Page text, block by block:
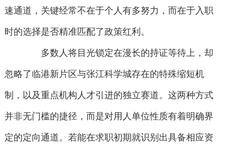
速通道，关键经常不在于个人有多努力，而在于入职
时的选择是否精准匹配了政策红利。
多数人将目光锁定在漫长的持证等待上，却
忽略了临港新片区与张江科学城存在的特殊缩短机
制，以及重点机构人才引进的独立赛道。这两种方式
并非无门槛的捷径，而是对用人单位性质有着明确界
定的定向通道。若能在求职初期就识别出具备相应资